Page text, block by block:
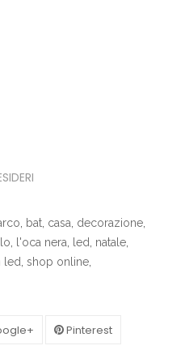
bat casa decorazione
l'oca nera led natale
led shop online
Pinterest